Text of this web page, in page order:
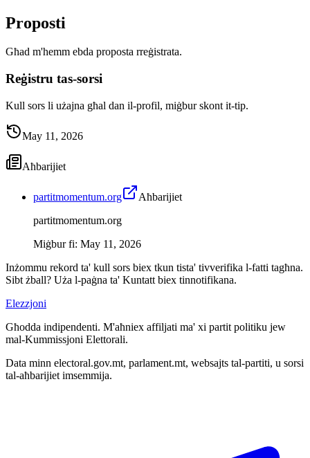
Proposti
Għad m'hemm ebda proposta rreġistrata.
Reġistru tas-sorsi
Kull sors li użajna għal dan il-profil, miġbur skont it-tip.
May 11, 2026
Aħbarijiet
partitmomentum.org
Aħbarijiet
partitmomentum.org
Miġbur fi: May 11, 2026
Inżommu rekord ta' kull sors biex tkun tista' tivverifika l-fatti tagħna.
Sibt żball? Uża l-paġna ta' Kuntatt biex tinnotifikana.
Elezzjoni
Għodda indipendenti. M'aħniex affiljati ma' xi partit politiku jew
mal-Kummissjoni Elettorali.
Data minn electoral.gov.mt, parlament.mt, websajts tal-partiti, u sorsi
tal-aħbarijiet imsemmija.